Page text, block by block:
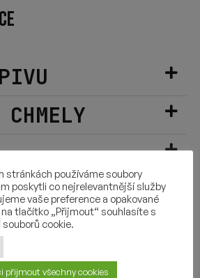
CHUTNAT
stránkách používáme soubory
poskytli co nejrelevantnější služby
vaše preference a opakované
tlačítko „Přijmout“ souhlasíte s
cookie.
přijmout všechny cookies